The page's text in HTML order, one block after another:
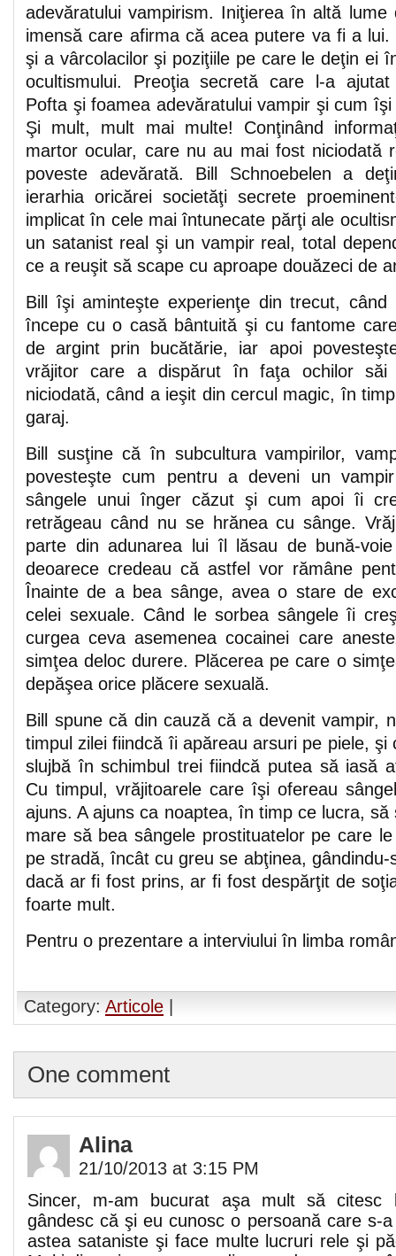
adevăratului vampirism. Iniţierea în altă
imensă care afirma că acea putere va fi a lui.
şi a vârcolacilor şi poziţiile pe care le deţin ei
ocultismului. Preoţia secretă care l-a ajutat
Pofta şi foamea adevăratului vampir şi cum
Şi mult, mult mai multe! Conţinând
martor ocular, care nu au mai fost niciodată
poveste adevărată. Bill Schnoebelen a
ierarhia oricărei societăţi secrete
implicat în cele mai întunecate părţi ale
un satanist real şi un vampir real, total
ce a reuşit să scape cu aproape douăzeci de
Bill îşi aminteşte experienţe din trecut, când
începe cu o casă bântuită şi cu fantome
de argint prin bucătărie, iar apoi
vrăjitor care a dispărut în faţa ochilor
niciodată, când a ieşit din cercul magic, în
garaj.
Bill susţine că în subcultura vampirilor,
povesteşte cum pentru a deveni un
sângele unui înger căzut şi cum apoi îi
retrăgeau când nu se hrănea cu sânge.
parte din adunarea lui îl lăsau de bună-
deoarece credeau că astfel vor rămâne
Înainte de a bea sânge, avea o stare de
celei sexuale. Când le sorbea sângele îi
curgea ceva asemenea cocainei care
simţea deloc durere. Plăcerea pe care o
depăşea orice plăcere sexuală.
Bill spune că din cauză că a devenit vampir,
timpul zilei fiindcă îi apăreau arsuri pe piele, şi
slujbă în schimbul trei fiindcă putea să iasă
Cu timpul, vrăjitoarele care îşi ofereau
ajuns. A ajuns ca noaptea, în timp ce lucra,
mare să bea sângele prostituatelor pe care
pe stradă, încât cu greu se abţinea, gândindu-
dacă ar fi fost prins, ar fi fost despărţit de
foarte mult.
Pentru o prezentare a interviului în limba
Category: Articole
One comment
Alina
21/10/2013 at 3:15 PM
Sincer, m-am bucurat aşa mult să citesc
gândesc că şi eu cunosc o persoană care s-
astea sataniste şi face multe lucruri rele şi